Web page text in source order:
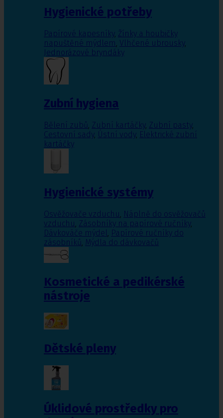
Hygienické potřeby
Papírové kapesníky, Žínky a houbičky
napuštěné mýdlem, Vlhčené ubrousky,
Jednorázové bryndáky
Zubní hygiena
Bělení zubů, Zubní kartáčky, Zubní pasty,
Cestovní sady, Ústní vody, Elektrické zubní
kartáčky
Hygienické systémy
Osvěžovače vzduchu, Náplně do osvěžovačů
vzduchu, Zásobníky na papírové ručníky,
Dávkováče mýdel, Papírové ručníky do
zásobníků, Mýdla do dávkovačů
Kosmetické a pedikérské
nástroje
Dětské pleny
Úklidové prostředky pro